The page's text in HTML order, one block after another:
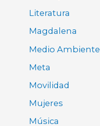
Literatura
Magdalena
Medio Ambiente
Meta
Movilidad
Mujeres
Música